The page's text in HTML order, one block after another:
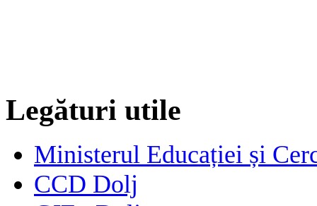
Legături utile
Ministerul Educației și
CCD Dolj